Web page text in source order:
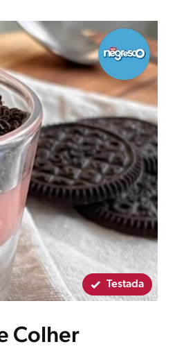
Testada
Colher